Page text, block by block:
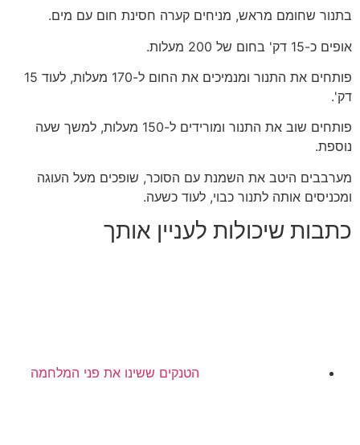
בתנור שחומם מראש, מניחים קערה חסינת חום עם מים.
אופים כ-15 דק' בחום של 200 מעלות.
פותחים את התנור ומנמיכים את החום ל-170 מעלות, לעוד 15
דק'.
פותחים שוב את התנור ומורידים ל-150 מעלות, למשך שעה
נוספת.
מערבבים היטב את השמנת עם הסוכר, שופכים מעל העוגה
ומכניסים אותה לתנור כבוי, לעוד כשעה.
כתבות שיכולות לעניין אותך
הטנקים ששינו את פני המלחמה